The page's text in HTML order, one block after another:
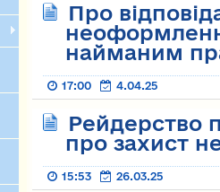
Про
найманим
17:00 4.04.25
Рейдерство
про захист
15:53 26.03.25